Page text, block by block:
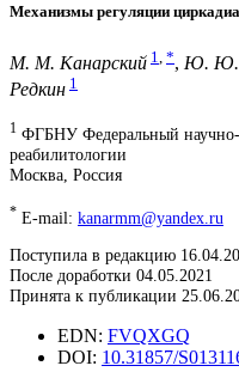
Механизмы регуляции
М. М. Канарский 1 *, Ю. Ю.
Редкин 1
1 ФГБНУ Федеральный научно-
реабилитологии
Москва, Россия
* E-mail: kanarmm@yandex.ru
Поступила в редакцию
После доработки 04.05.2021
Принята к публикации
EDN: FVQXGQ
DOI: 10.31857/